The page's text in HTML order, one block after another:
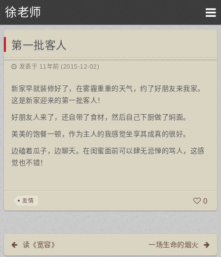
徐老师
第一批客人
发表于 11年前 (2015-12-02)
新家早就装修好了，在雾霾重重的天气，约了好朋友来我家。
这是新家迎来的第一批客人！
好朋友人来了，还自带了食材，然后自己下厨做了焖面。
美美的饱餐一顿，作为主人的我感觉坐享其成真的很好。
边磕着瓜子，边聊天。在闺蜜面前可以肆无忌惮的骂人，这感
觉也不错！
友情 0
读《宽容》 一场生命的烟火